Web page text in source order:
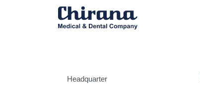
Headquarter